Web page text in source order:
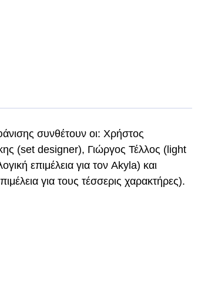
συνθέτουν οι: Χρήστος
(set designer), Γιώργος Τέλλος (light
επιμέλεια για τον Akyla) και
για τους τέσσερις χαρακτήρες).